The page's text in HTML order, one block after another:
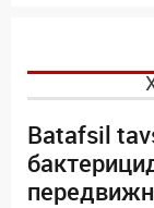
Batafsil